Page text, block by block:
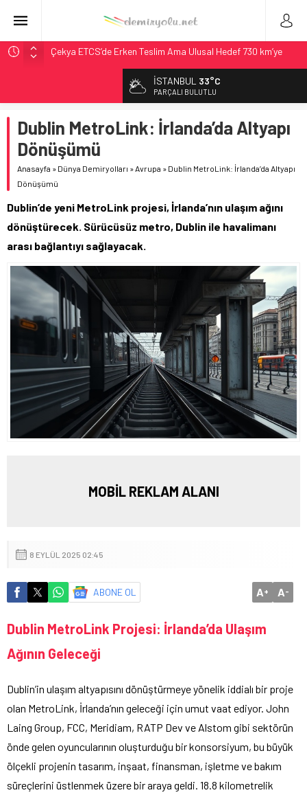
Çekya ETCS’de Erken Teslim Ama Ulusal Hedef 730 km’ye
České dráhy 101 Yaşındaki Buharlıyı Šumava Seferlerine
Brescia 426 Milyon Euro’luk Tramvay İnşaatına Başladı
Northern Railway Doğruladı: 308 Bin Rupiye Özel Vagonda
Puja
Madrid Atocha’da 56 Milyon Euro’luk Yenileme: Sol Tüneli
%33 Kapasite Artışı
İSTANBUL 33°C
PARÇALI BULUTLU
Dublin MetroLink: İrlanda’da Altyapı
Dönüşümü
Anasayfa » Dünya Demiryolları »Avrupa » Dublin MetroLink: İrlanda’da Altyapı
Dönüşümü
Dublin’de yeni MetroLink projesi, İrlanda’nın ulaşım ağını
dönüştürecek. Sürücüsüz metro, Dublin ile havalimanı
arası bağlantıyı sağlayacak.
MOBİL REKLAM ALANI
8 EYLÜL 2025 02:45
ABONE OL A+ A-
Dublin MetroLink Projesi: İrlanda’da Ulaşım
Ağının Geleceği
Dublin’in ulaşım altyapısını dönüştürmeye yönelik iddialı bir proje
olan MetroLink, İrlanda’nın geleceği için umut vaat ediyor. John
Laing Group, FCC, Meridiam, RATP Dev ve Alstom gibi sektörün
önde gelen oyuncularının oluşturduğu bir konsorsiyum, bu büyük
ölçekli projenin tasarım, inşaat, finansman, işletme ve bakım
süreçlerini üstlenmek üzere bir araya geldi. 18.8 kilometrelik